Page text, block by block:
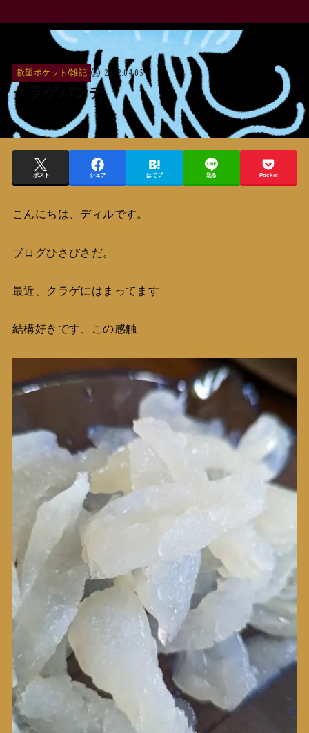
欲望ポケット/雑記 2022.04.05
クラゲパンチ
ポスト シェア はてブ 送る Pocket
こんにちは、ディルです。
ブログひさびさだ。
最近、クラゲにはまってます
結構好きです、この感触